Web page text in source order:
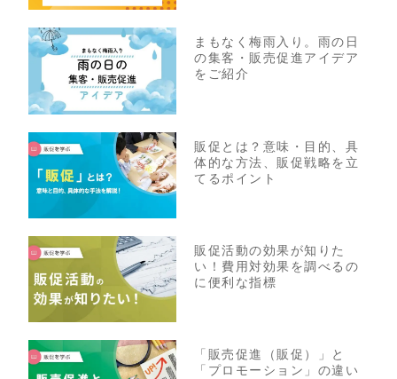
まもなく梅雨入り。雨の日
の集客・販売促進アイデア
をご紹介
販促とは？意味・目的、具
体的な方法、販促戦略を立
てるポイント
販促活動の効果が知りた
い！費用対効果を調べるの
に便利な指標
「販売促進（販促）」と
「プロモーション」の違い